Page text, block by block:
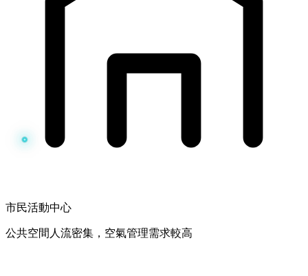
市民活動中心
公共空間人流密集，空氣管理需求較高